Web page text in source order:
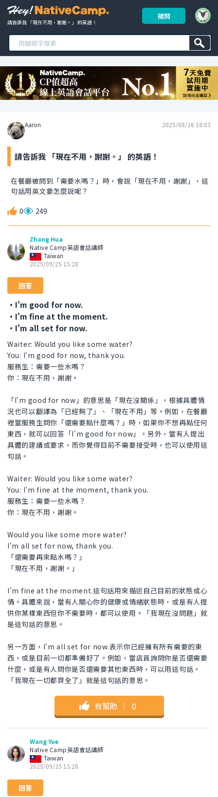
請告訴我 「現在不用，謝謝。」 的英語！
提問
Aaron 2025/08/26 18:03
請告訴我 「現在不用，謝謝。」 的英語！
在餐廳被問到「需要水嗎？」時，會說「現在不用，謝謝」，這
句話用英文要怎麼說呢？
0 249
Zhang Hua
Native Camp英語會話講師
Taiwan
2025/09/25 15:28
回答
・I'm good for now.
・I'm fine at the moment.
・I'm all set for now.
Waiter: Would you like some water?
You: I'm good for now, thank you.
服務生：需要一些水嗎？
你：現在不用，謝謝。
「I'm good for now」的意思是「現在沒關係」，根據具體情
況也可以翻譯為「已經夠了」、「現在不用」等。例如，在餐廳
裡當服務生問你「還需要點什麼嗎？」時，如果你不想再點任何
東西，就可以回答「I'm good for now」。另外，當有人提出
具體的建議或要求，而你覺得目前不需要接受時，也可以使用這
句話。
Waiter: Would you like some water?
You: I'm fine at the moment, thank you.
服務生：需要一些水嗎？
你：現在不用，謝謝。
Would you like some more water?
I'm all set for now, thank you.
「還需要再來點水嗎？」
「現在不用，謝謝。」
I'm fine at the moment.這句話用來描述自己目前的狀態或心
情。具體來說，當有人關心你的健康或情緒狀態時，或是有人提
供你某樣東西但你不需要時，都可以使用。「我現在沒問題」就
是這句話的意思。
另一方面，I'm all set for now.表示你已經擁有所有需要的東
西，或是目前一切都準備好了。例如，當店員詢問你是否還需要
什麼，或是有人問你是否還需要其他東西時，可以用這句話。
「我現在一切都齊全了」就是這句話的意思。
有幫助 ｜ 0
Wang Yue
Native Camp英語會話講師
Taiwan
2025/09/25 15:28
回答